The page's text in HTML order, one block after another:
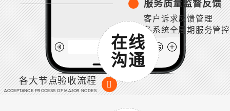
服务质量监督反馈
客户诉求反馈管理
各系统全周期服务管控
在线
沟通
各大节点验收流程
ACCEPTANCE PROCESS OF MAJOR NODES